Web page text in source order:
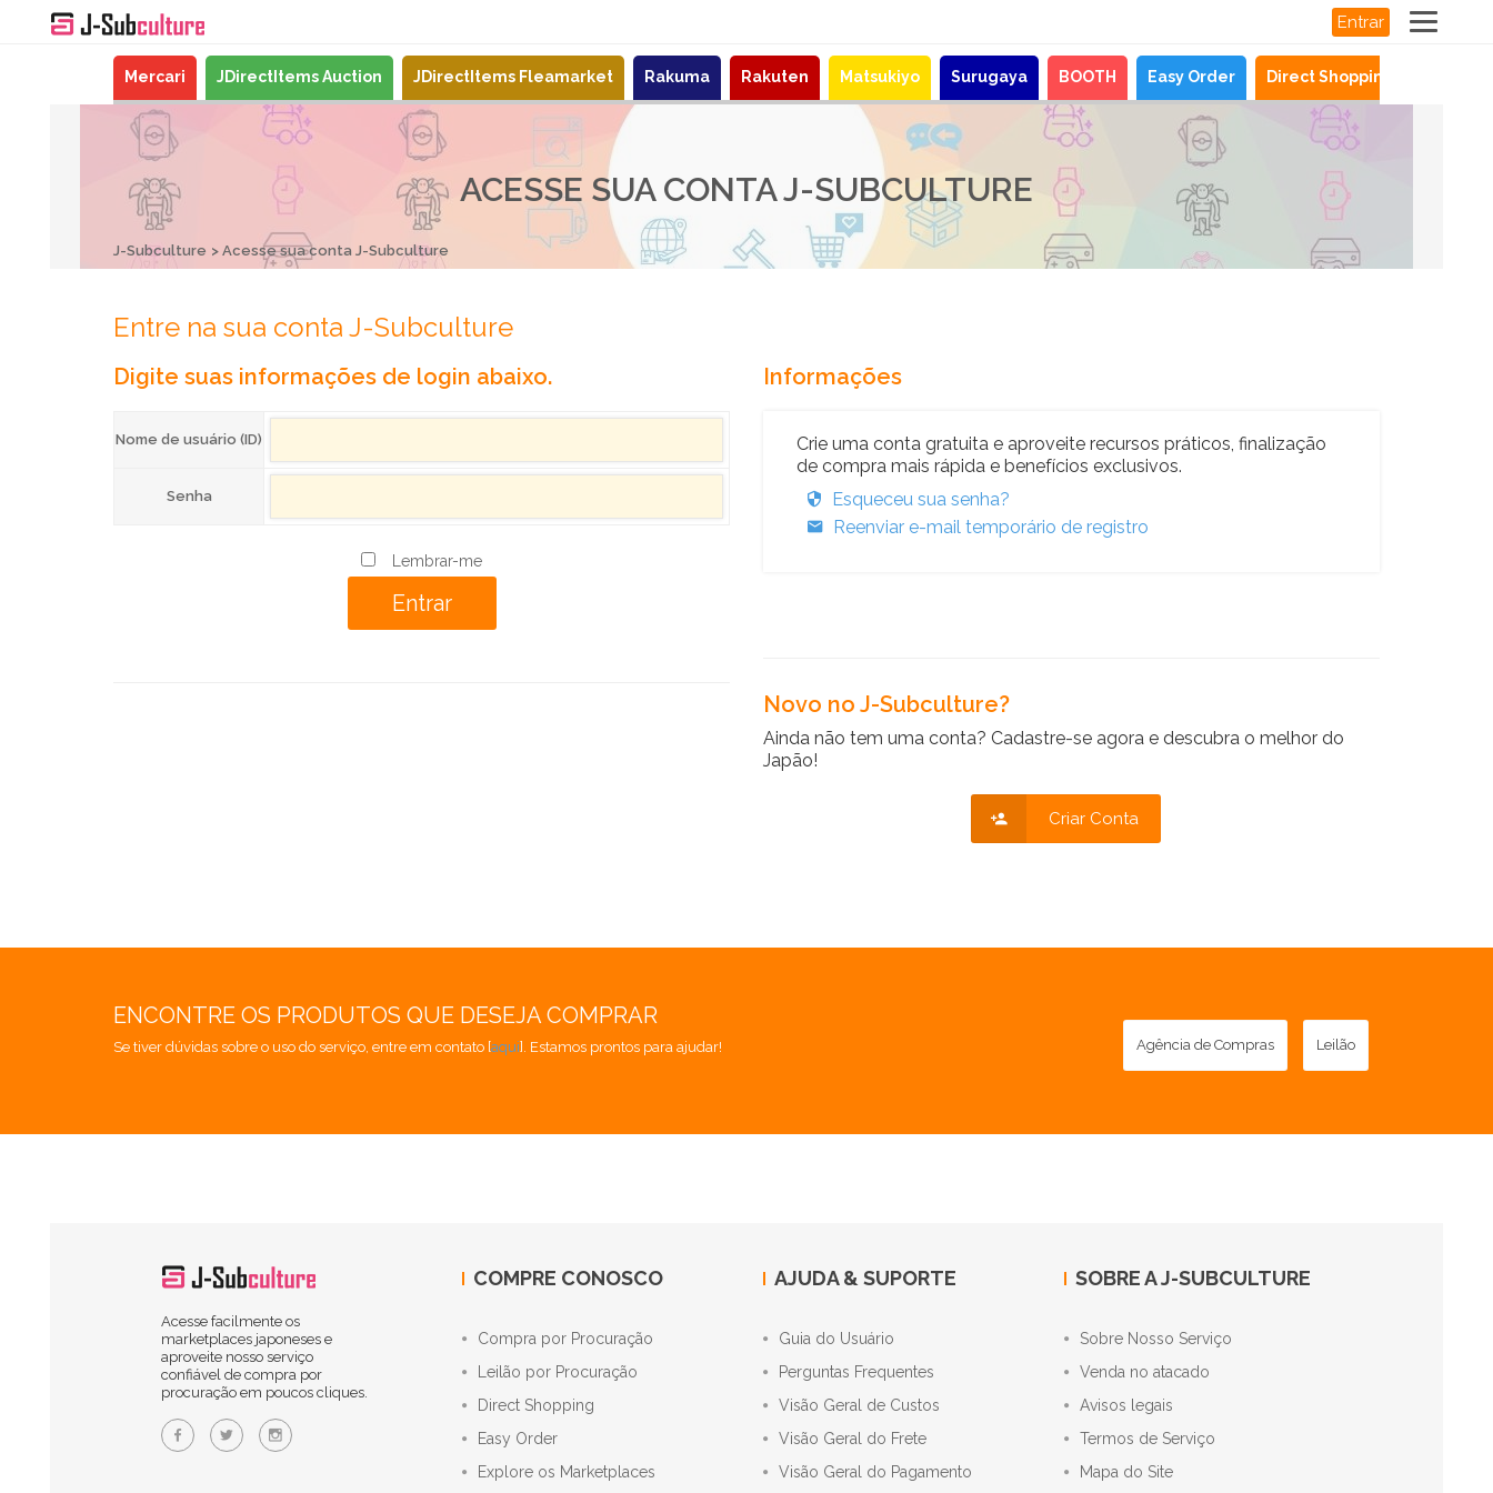
Entrar
Mercari JDirectItems Auction JDirectItems Fleamarket Rakuma Rakuten Matsukiyo Surugaya BOOTH Easy Order Direct Shopping
ACESSE SUA CONTA J-SUBCULTURE
J-Subculture Acesse sua conta J-Subculture
Entre na sua conta J-Subculture
Digite suas informações de login abaixo.
Nome de usuário (ID)
Senha
Lembrar-me
Informações
Crie uma conta gratuita e aproveite recursos práticos, finalização
de compra mais rápida e benefícios exclusivos.
Esqueceu sua senha?
Reenviar e-mail temporário de registro
Novo no J-Subculture?
Ainda não tem uma conta? Cadastre-se agora e descubra o melhor do
Japão!
Criar Conta
ENCONTRE OS PRODUTOS QUE DESEJA COMPRAR
Se tiver dúvidas sobre o uso do serviço, entre em contato [aqui]. Estamos prontos para ajudar! Agência de Compras Leilão
Acesse facilmente os
marketplaces japoneses e
aproveite nosso serviço
confiável de compra por
procuração em poucos cliques.
COMPRE CONOSCO
Compra por Procuração
Leilão por Procuração
Direct Shopping
Easy Order
Explore os Marketplaces
AJUDA & SUPORTE
Guia do Usuário
Perguntas Frequentes
Visão Geral de Custos
Visão Geral do Frete
Visão Geral do Pagamento
SOBRE A J-SUBCULTURE
Sobre Nosso Serviço
Venda no atacado
Avisos legais
Termos de Serviço
Mapa do Site